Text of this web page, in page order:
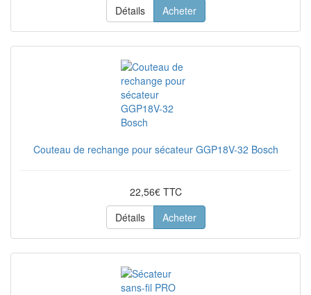
Détails Acheter
Couteau de rechange pour sécateur GGP18V-32 Bosch
22,56€ TTC
Détails
Acheter